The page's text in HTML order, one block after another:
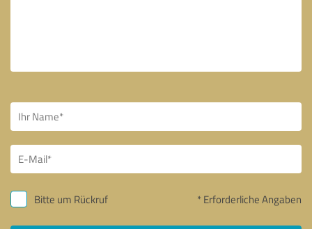
Bitte um Rückruf * Erforderliche Angaben